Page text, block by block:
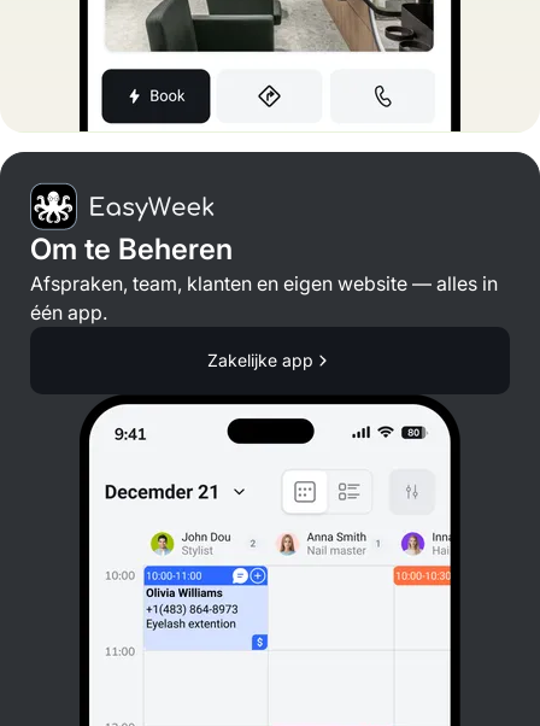
Om te Beheren
Afspraken, team, klanten en eigen website — alles in
één app.
Zakelijke app